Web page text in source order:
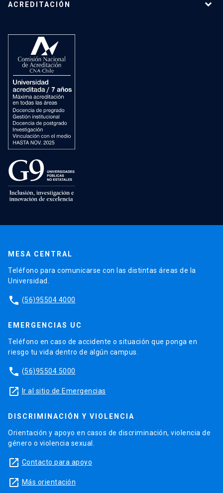
ACREDITACIÓN
MESA CENTRAL
Teléfono para comunicarse con las distintas áreas de la
Universidad.
phone (56)95504 4000
EMERGENCIAS UC
Teléfono en caso de accidente o situación que ponga en
riesgo tu vida dentro de algún campus.
phone (56)95504 5000
launch Ir al sitio de Emergencias
DISCRIMINACIÓN Y VIOLENCIA
Orientación y apoyo en casos de discriminación, violencia de
género o violencia sexual.
launch Contacto para apoyo
launch Más orientación